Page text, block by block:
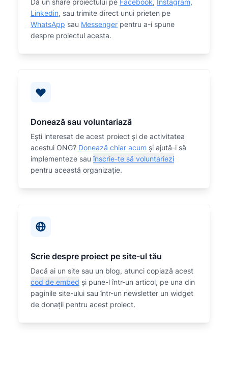
Dă un share proiectului pe Facebook, Instagram,
Linkedin, sau trimite direct unui prieten pe
WhatsApp sau Messenger pentru a-i spune
despre proiectul acesta.
Donează sau voluntariază
Eşti interesat de acest proiect și de activitatea
acestui ONG? Donează chiar acum și ajută-i să
implementeze sauînscrie-te să voluntariezi
pentru această organizaţie.
Scrie despre proiect pe site-ul tău
Dacă ai un site sau un blog, atunci copiază acest
cod de embed și pune-l într-un articol, pe una din
paginile site-ului sau într-un newsletter un widget
de donații pentru acest proiect.